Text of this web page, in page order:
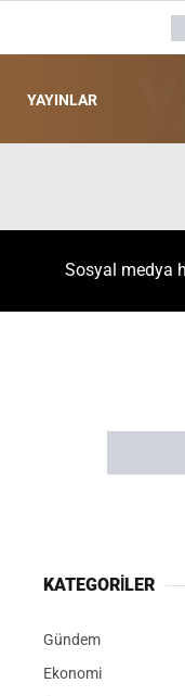
YAYINLAR
Sosyal medya
KATEGORİLER
Gündem
Ekonomi